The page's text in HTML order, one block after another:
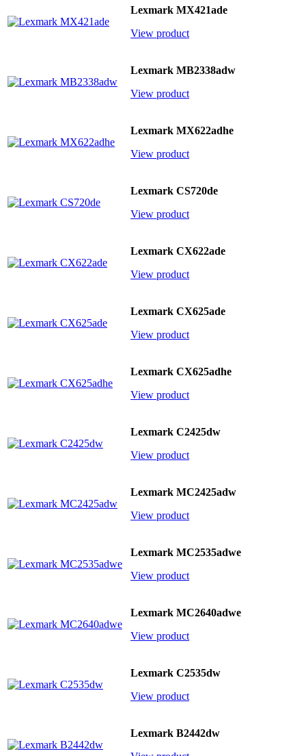
Lexmark MX421ade
View product
Lexmark MB2338adw
View product
Lexmark MX622adhe
View product
Lexmark CS720de
View product
Lexmark CX622ade
View product
Lexmark CX625ade
View product
Lexmark CX625adhe
View product
Lexmark C2425dw
View product
Lexmark MC2425adw
View product
Lexmark MC2535adwe
View product
Lexmark MC2640adwe
View product
Lexmark C2535dw
View product
Lexmark B2442dw